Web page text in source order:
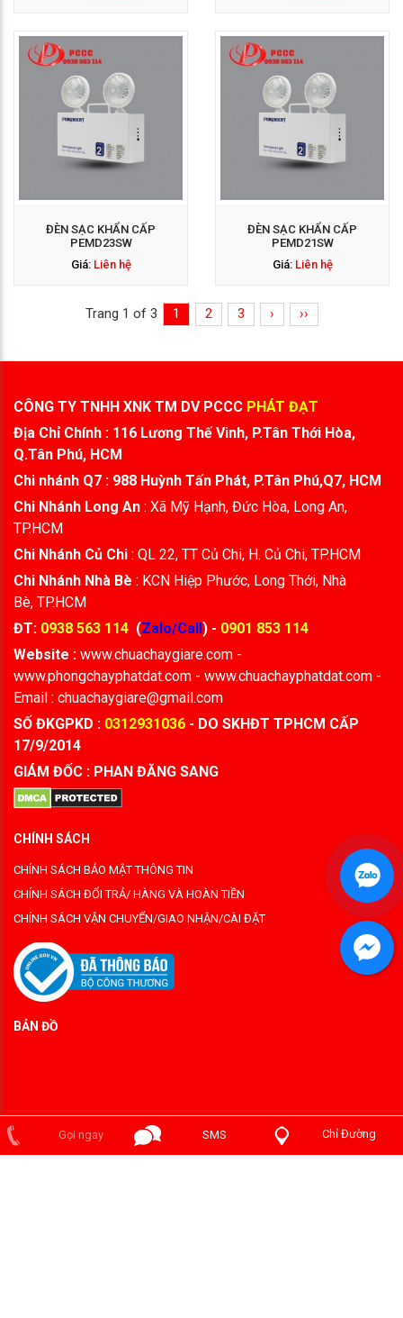
ĐÈN SẠC KHẨN CẤP
PEMD23SW
Giá: Liên hệ
GỌI NGAY: 0938 563
114
ĐÈN SẠC KHẨN CẤP
PEMD21SW
Giá: Liên hệ
Trang 1 of 3 1 2 3 › ››
CÔNG TY TNHH XNK TM DV PCCC PHÁT ĐẠT
Địa Chỉ Chính : 116 Lương Thế Vinh, P.Tân Thới Hòa,
Q.Tân Phú, HCM
Chi nhánh Q7 : 988 Huỳnh Tấn Phát, P.Tân Phú,Q7, HCM
Chi Nhánh Long An : Xã Mỹ Hạnh, Đức Hòa, Long An,
TP.HCM
Chi Nhánh Củ Chi : QL 22, TT Củ Chi, H. Củ Chi, TP.HCM
Chi Nhánh Nhà Bè : KCN Hiệp Phước, Long Thới, Nhà
Bè, TP.HCM
ĐT: 0938 563 114 (Zalo/Call) - 0901 853 114
Website : www.chuachaygiare.com -
www.phongchayphatdat.com - www.chuachayphatdat.com -
Email : chuachaygiare@gmail.com
SỐ ĐKGPKD : 0312931036 - DO SKHĐT TPHCM CẤP
17/9/2014
GIÁM ĐỐC : PHAN ĐĂNG SANG
CHÍNH SÁCH
CHÍNH SÁCH BẢO MẬT THÔNG TIN
CHÍNH SÁCH ĐỔI TRẢ/ HÀNG VÀ HOÀN TIỀN
CHÍNH SÁCH VẬN CHUYỂN/GIAO NHẬN/CÀI ĐẶT
BẢN ĐỒ
Gọi ngay SMS Chỉ Đường